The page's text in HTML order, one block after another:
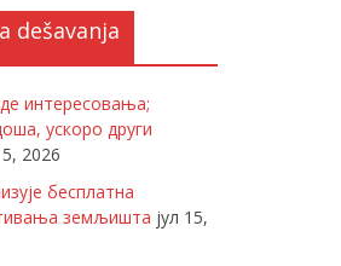
dešavanja
интересовања;
ускоро други
2026
бесплатна
земљишта јул 15,